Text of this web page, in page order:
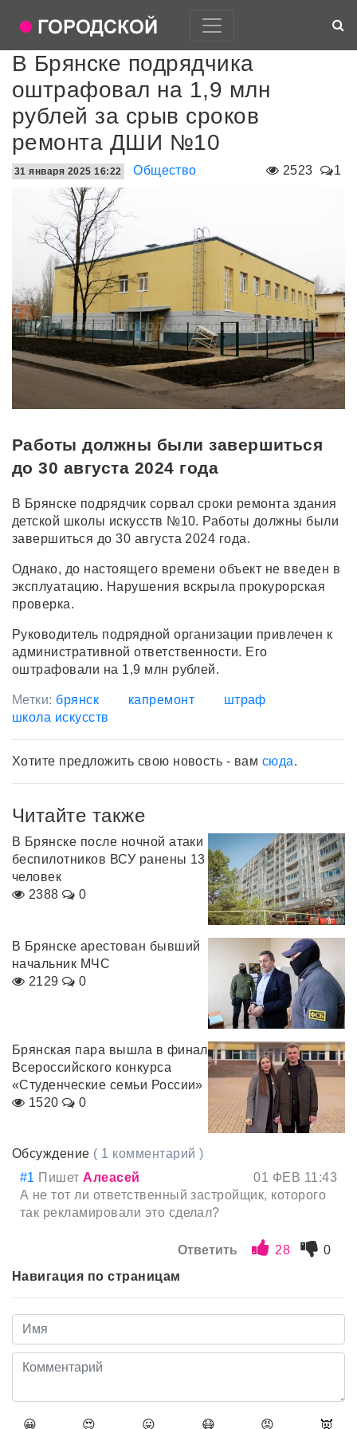
В Брянске подрядчика
оштрафовал на 1,9 млн
рублей за срыв сроков
ремонта ДШИ №10
2523 1
31 января 2025 16:22 Общество
Работы должны были завершиться
до 30 августа 2024 года
В Брянске подрядчик сорвал сроки ремонта здания
детской школы искусств №10. Работы должны были
завершиться до30 августа 2024 года.
Однако, до настоящего времени объект не введен в
эксплуатацию. Нарушения вскрыла прокурорская
проверка.
Руководитель подрядной организации привлечен к
административной ответственности. Его
оштрафовали на 1,9 млн рублей.
Метки: брянск капремонт
штраф
школа искусств
Хотите предложить свою новость - вам сюда.
Читайте также
В Брянске после ночной атаки
беспилотников ВСУ ранены 13
человек
2388
0
В Брянске арестован бывший
начальник МЧС
2129
0
Брянская пара вышла в финал
Всероссийского конкурса
«Студенческие семьи России»
1520
0
Обсуждение ( 1 комментарий )
#1 Пишет Алеасей
01 ФЕВ 11:43
А не тот ли ответственный застройщик, которого
так рекламировали это сделал?
Ответить 28
0
Навигация по страницам
😀 😍 😛 😷 😡 👿